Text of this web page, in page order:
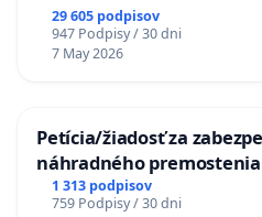
29 605 podpisov
947 Podpisy / 30 dni
7 May 2026
Petícia/žiadosť za
náhradného
uzávery Vážskeho mosta
1 313 podpisov
759 Podpisy / 30 dni